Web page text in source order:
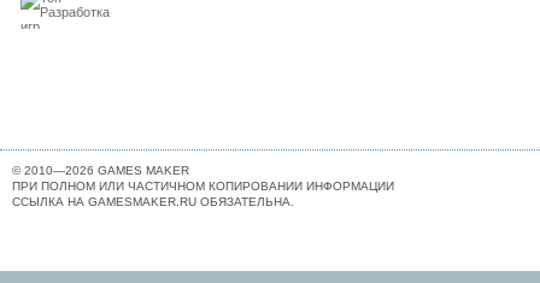
© 2010—2026 GAMES MAKER
ПРИ ПОЛНОМ ИЛИ ЧАСТИЧНОМ КОПИРОВАНИИ ИНФОРМАЦИИ
ССЫЛКА НА GAMESMAKER.RU ОБЯЗАТЕЛЬНА.